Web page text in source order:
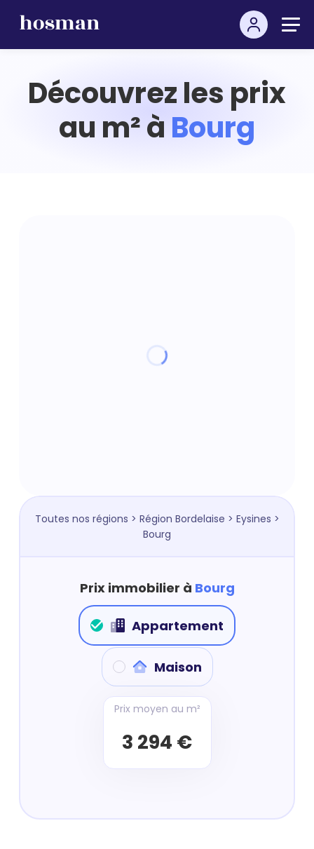
Découvrez les prix
au m² à Bourg
Toutes nos régions > Région Bordelaise > Eysines >
Bourg
Prix immobilier à Bourg
Appartement
Maison
Prix moyen au m²
3 294 €